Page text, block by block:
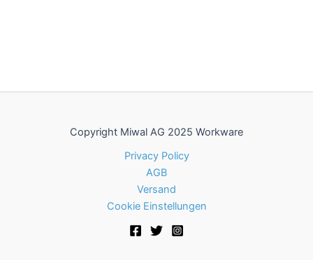
Copyright Miwal AG 2025 Workware
Privacy Policy
AGB
Versand
Cookie Einstellungen